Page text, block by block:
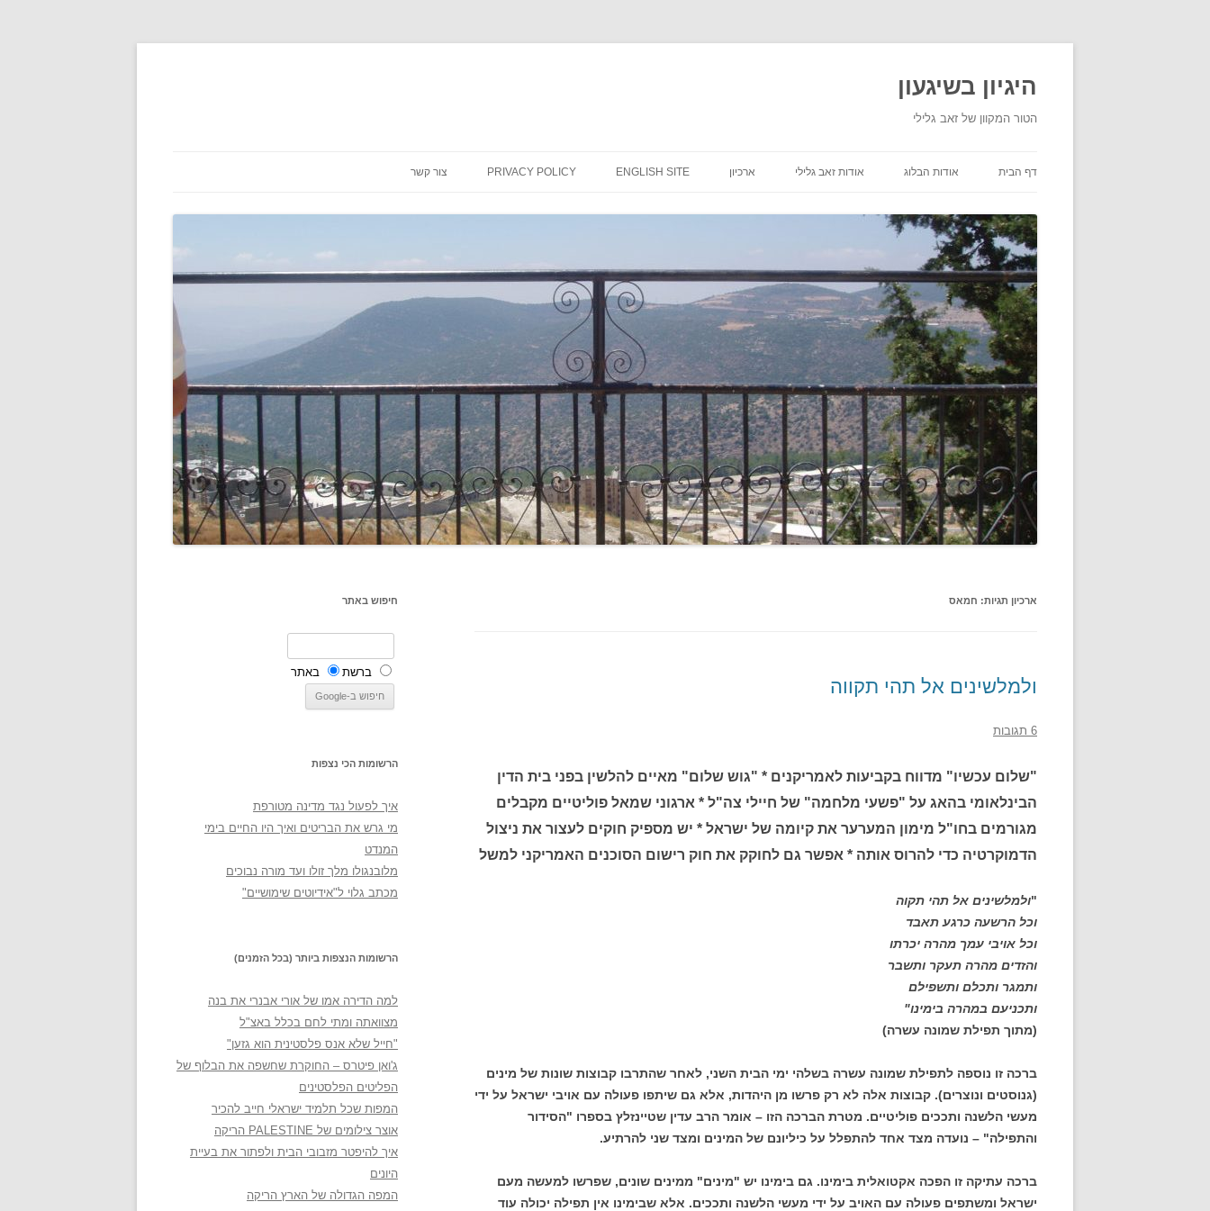
היגיון בשיגעון
הטור המקוון של זאב גלילי
דף הבית אודות הבלוג אודות זאב גלילי ארכיון ENGLISH SITE
PRIVACY POLICY צור קשר
ארכיון תגיות: חמאס
ולמלשינים אל תהי תקווה
6 תגובות
"שלום עכשיו" מדווח בקביעות לאמריקנים * "גוש שלום" מאיים להלשין בפני בית הדין
הבינלאומי בהאג על "פשעי מלחמה" של חיילי צה"ל * ארגוני שמאל פוליטיים מקבלים
מגורמים בחו"ל מימון המערער את קיומה של ישראל * יש מספיק חוקים לעצור את ניצול
הדמוקרטיה כדי להרוס אותה * אפשר גם לחוקק את חוק רישום הסוכנים האמריקני למשל
"ולמלשינים אל תהי תקוה
וכל הרשעה כרגע תאבד
וכל אויבי עמך מהרה יכרתו
והזדים מהרה תעקר ותשבר
ותמגר ותכלם ותשפילם
ותכניעם במהרה בימינו"
(מתוך תפילת שמונה עשרה)
ברכה זו נוספה לתפילת שמונה עשרה בשלהי ימי הבית השני, לאחר שהתרבו קבוצות שונות של מינים
(גנוסטים ונוצרים). קבוצות אלה לא רק פרשו מן היהדות, אלא גם שיתפו פעולה עם אויבי ישראל על ידי
מעשי הלשנה ותככים פוליטיים. מטרת הברכה הזו – אומר הרב עדין שטיינזלץ בספרו "הסידור
והתפילה" – נועדה מצד אחד להתפלל על כיליונם של המינים ומצד שני להרתיע.
ברכה עתיקה זו הפכה אקטואלית בימינו. גם בימינו יש "מינים" ממינים שונים, שפרשו למעשה מעם
ישראל ומשתפים פעולה עם האויב על ידי מעשי הלשנה ותככים. אלא שבימינו אין תפילה יכולה עוד
חיפוש באתר
ברשת באתר
הרשומות הכי נצפות
איך לפעול נגד מדינה מטורפת
מי גרש את הבריטים ואיך היו החיים בימי
המנדט
מלובנגולו מלך זולו ועד מורה נבוכים
מכתב גלוי ל"אידיוטים שימושיים"
הרשומות הנצפות ביותר (בכל הזמנים)
למה הדירה אמו של אורי אבנרי את בנה
מצוואתה ומתי לחם בכלל באצ"ל
"חייל שלא אנס פלסטינית הוא גזען"
ג'ואן פיטרס – החוקרת שחשפה את הבלוף של
הפליטים הפלסטינים
המפות שכל תלמיד ישראלי חייב להכיר
אוצר צילומים של PALESTINE הריקה
איך להיפטר מזבובי הבית ולפתור את בעיית
היונים
המפה הגדולה של הארץ הריקה